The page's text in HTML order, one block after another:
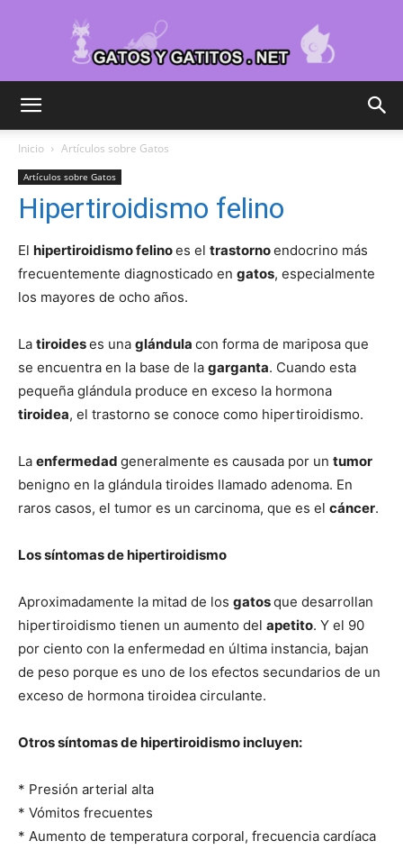
–
Fotos
Razas
Gatos
Inicio Artículos sobre Gatos
Artículos sobre Gatos
Hipertiroidismo felino
El hipertiroidismo felinoes el trastornoendocrino más
frecuentemente diagnosticado en gatos, especialmente
los mayores de ocho años.
La tiroideses una glándula con forma de mariposa que
se encuentra en la base de la garganta. Cuando esta
pequeña glándula produce en exceso la hormona
tiroidea, el trastorno se conoce como hipertiroidismo.
La enfermedad generalmente es causada por un tumor
benigno en la glándula tiroides llamado adenoma. En
raros casos, el tumor es un carcinoma, que es el cáncer.
Los síntomas de hipertiroidismo
Aproximadamente la mitad de los gatosque desarrollan
hipertiroidismo tienen un aumento del apetito. Y el 90
por ciento con la enfermedad en última instancia, bajan
de peso porque es uno de los efectos secundarios de un
exceso de hormona tiroidea circulante.
Otros síntomas de hipertiroidismo incluyen:
* Presión arterial alta
* Vómitos frecuentes
* Aumento de temperatura corporal, frecuencia cardíaca